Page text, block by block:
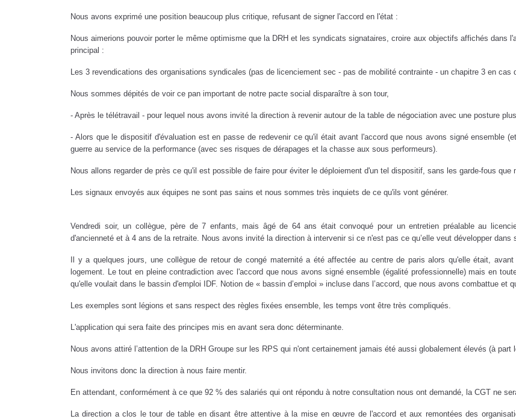
Nous avons exprimé une position beaucoup plus critique, refusant de signer l'accord en l'état :
Nous aimerions pouvoir porter le même optimisme que la DRH et les syndicats signataires, croire aux objectifs affichés dans
principal :
Les 3 revendications des organisations syndicales (pas de licenciement sec - pas de mobilité contrainte - un chapitre 3 en cas
Nous sommes dépités de voir ce pan important de notre pacte social disparaître à son tour,
- Après le télétravail - pour lequel nous avons invité la direction à revenir autour de la table de négociation avec une posture
- Alors que le dispositif d'évaluation est en passe de redevenir ce qu'il était avant l'accord que nous avons signé ensemble
guerre au service de la performance (avec ses risques de dérapages et la chasse aux sous performeurs).
Nous allons regarder de près ce qu'il est possible de faire pour éviter le déploiement d'un tel dispositif, sans les garde-fous
Les signaux envoyés aux équipes ne sont pas sains et nous sommes très inquiets de ce qu'ils vont générer.
Vendredi soir, un collègue, père de 7 enfants, mais âgé de 64 ans était convoqué pour un entretien préalable au
d'ancienneté et à 4 ans de la retraite. Nous avons invité la direction à intervenir si ce n'est pas ce qu’elle veut développer dans
Il y a quelques jours, une collègue de retour de congé maternité a été affectée au centre de paris alors qu'elle était,
logement. Le tout en pleine contradiction avec l'accord que nous avons signé ensemble (égalité professionnelle) mais en
qu'elle voulait dans le bassin d'emploi IDF. Notion de « bassin d’emploi » incluse dans l’accord, que nous avons combattue et
Les exemples sont légions et sans respect des règles fixées ensemble, les temps vont être très compliqués.
L'application qui sera faite des principes mis en avant sera donc déterminante.
Nous avons attiré l’attention de la DRH Groupe sur les RPS qui n'ont certainement jamais été aussi globalement élevés (à
Nous invitons donc la direction à nous faire mentir.
En attendant, conformément à ce que 92 % des salariés qui ont répondu à notre consultation nous ont demandé, la CGT ne
La direction a clos le tour de table en disant être attentive à la mise en œuvre de l'accord et aux remontées des